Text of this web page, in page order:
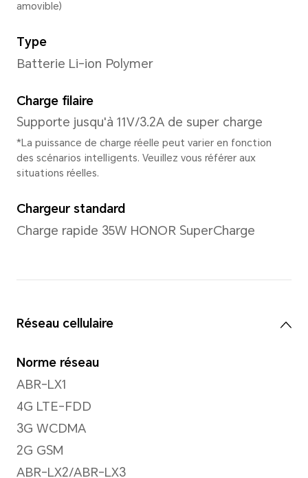
Caméra principale
Caméra principale 108 MP
grand angle 5 MP (F2.2)
fonction du mode de prise de vue.
aux situations réelles.
Supporte jusqu'à 1080P
vidéo
Mode de mise au point
Zoom numérique jusqu'à 8x